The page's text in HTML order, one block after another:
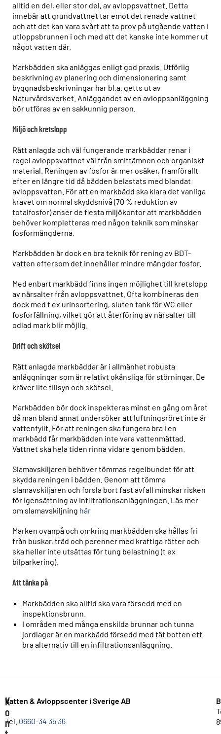
alltid en del, eller stor del, av avloppsvattnet. Detta
innebär att grundvattnet tar emot det renade vattnet
och att det kan vara svårt att ta prov på utgående vatten i
utloppsbrunnen i och med att det kanske inte kommer ut
något vatten där.
Markbädden ska anläggas enligt god praxis. Utförlig
beskrivning av planering och dimensionering samt
byggnadsbeskrivningar har bl.a. getts ut av
Naturvårdsverket. Anläggandet av en avloppsanläggning
bör utföras av en sakkunnig person.
Miljö och kretslopp
Rätt anlagda och väl fungerande markbäddar renar i
regel avloppsvattnet väl från smittämnen och organiskt
material. Reningen av fosfor är mer osäker, framförallt
efter en längre tid då bädden belastats med blandat
avloppsvatten. För att en markbädd ska klara det vanliga
kravet om normal skyddsnivå (70 % reduktion av
totalfosfor) anser de flesta miljökontor att markbädden
behöver kompletteras med någon teknik som minskar
fosformängderna.
Markbädden är dock en bra teknik för rening av BDT-
vatten eftersom det innehåller mindre mängder fosfor.
Med enbart markbädd finns ingen möjlighet till kretslopp
av närsalter från avloppsvattnet. Ofta kombineras den
dock med t ex urinsortering, sluten tank för WC eller
fosforfällning, vilket gör att återföring av närsalter till
odlad mark blir möjlig.
Drift och skötsel
Rätt anlagda markbäddar är i allmänhet robusta
anläggningar som är relativt okänsliga för störningar. De
kräver lite tillsyn och skötsel.
Markbädden bör dock inspekteras minst en gång om året
då man bland annat undersöker att luftningsröret inte är
vattenfyllt. För att reningen ska fungera bra i en
markbädd får markbädden inte vara vattenmättad.
Vattnet ska hela tiden rinna vidare genom bädden.
Slamavskiljaren behöver tömmas regelbundet för att
skydda reningen i bädden. Genom att tömma
slamavskiljaren och forsla bort fast avfall minskar risken
för igensättning av infiltrationsanläggningen. Läs mer
om slamavskiljning här
Marken ovanpå och omkring markbädden ska hållas fri
från buskar, träd och perenner med kraftiga rötter och
ska heller inte utsättas för tung belastning (t ex
bilparkering).
Att tänka på
Markbädden ska alltid ska vara försedd med en
inspektionsbrunn.
I områden med många enskilda brunnar och tunna
jordlager är en markbädd försedd med tät botten ett
bra alternativ till en infiltrationsanläggning.
K
o
n
Vatten & Avloppscenter i Sverige AB
Tel. 0660-34 35 36